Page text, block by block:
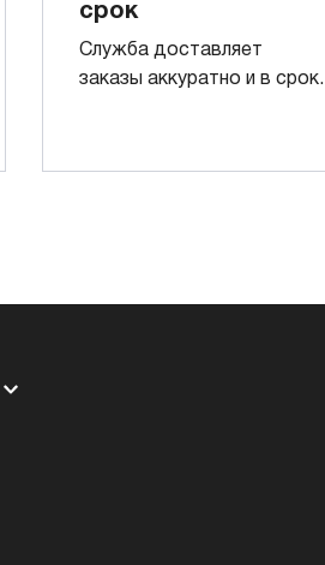
срок
Служба доставляет
заказы аккуратно и в срок.